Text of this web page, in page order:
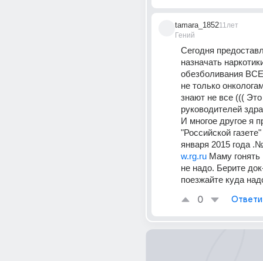
tamara_1852
Гений
11лет
Сегодня
назначать
обезболивания
не только
знают не все (((
руководителей
И многое другое я
"Российской
января 2015 года
w.rg.ru Маму
не надо. Берите
поезжайте куда
0